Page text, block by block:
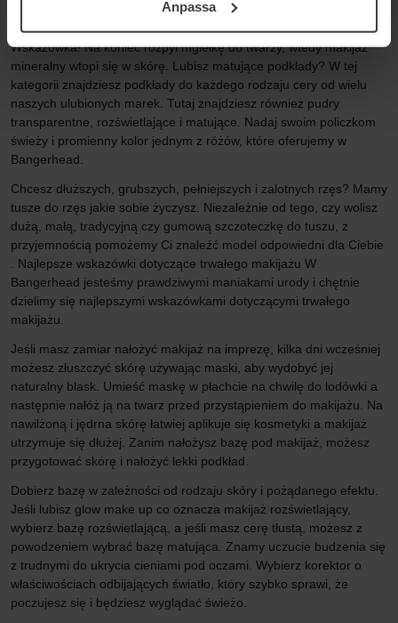
samt vår Integritetspolicy.Anpassa
mineralnemu otrzymasz naturalną bazę, która jest lekka dla skóry.
Wskazówka! Na koniec rozpyl mgiełkę do twarzy, wtedy makijaż
mineralny wtopi się w skórę. Lubisz matujące podkłady? W tej
kategorii znajdziesz podkłady do każdego rodzaju cery od wielu
naszych ulubionych marek. Tutaj znajdziesz również pudry
transparentne, rozświetlające i matujące. Nadaj swoim policzkom
świeży i promienny kolor jednym z różów, które oferujemy w
Bangerhead.
Chcesz dłuższych, grubszych, pełniejszych i zalotnych rzęs? Mamy
tusze do rzęs jakie sobie życzysz. Niezależnie od tego, czy wolisz
dużą, małą, tradycyjną czy gumową szczoteczkę do tuszu, z
przyjemnością pomożemy Ci znaleźć model odpowiedni dla Ciebie
. Najlepsze wskazówki dotyczące trwałego makijażu W
Bangerhead jesteśmy prawdziwymi maniakami urody i chętnie
dzielimy się najlepszymi wskazówkami dotyczącymi trwałego
makijażu.
Jeśli masz zamiar nałożyć makijaż na imprezę, kilka dni wcześniej
możesz złuszczyć skórę używając maski, aby wydobyć jej
naturalny blask. Umieść maskę w płachcie na chwilę do lodówki a
następnie nałóż ją na twarz przed przystąpieniem do makijażu. Na
nawilżoną i jędrna skórę łatwiej aplikuje się kosmetyki a makijaż
utrzymuje się dłużej. Zanim nałożysz bazę pod makijaż, możesz
przygotować skórę i nałożyć lekki podkład.
Dobierz bazę w zależności od rodzaju skóry i pożądanego efektu.
Jeśli lubisz glow make up co oznacza makijaż rozświetlający,
wybierz bazę rozświetlającą, a jeśli masz cerę tłustą, możesz z
powodzeniem wybrać bazę matująca. Znamy uczucie budzenia się
z trudnymi do ukrycia cieniami pod oczami. Wybierz korektor o
właściwościach odbijających światło, który szybko sprawi, że
poczujesz się i będziesz wyglądać świeżo.